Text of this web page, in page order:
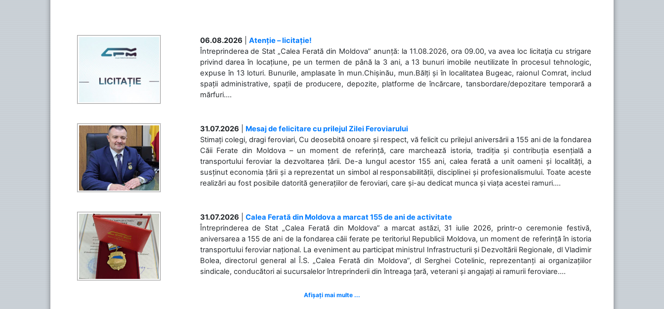
06.08.2026
Atenție – licitație!
Întreprinderea de Stat „Calea Ferată din Moldova” anunță: la 11.08.2026, ora 09.00, va avea loc licitaţia cu strigare
privind darea în locațiune, pe un termen de până la 3 ani, a 13 bunuri imobile neutilizate în procesul tehnologic,
expuse în 13 loturi. Bunurile, amplasate în mun.Chișinău, mun.Bălți și în localitatea Bugeac, raionul Comrat, includ
spații administrative, spații de producere, depozite, platforme de încărcare, tansbordare/depozitare temporară a
mărfuri....
31.07.2026
Mesaj de felicitare cu prilejul Zilei Feroviarului
Stimați colegi, dragi feroviari, Cu deosebită onoare și respect, vă felicit cu prilejul aniversării a 155 ani de la fondarea
Căii Ferate din Moldova – un moment de referință, care marchează istoria, tradiția și contribuția esențială a
transportului feroviar la dezvoltarea țării. De-a lungul acestor 155 ani, calea ferată a unit oameni și localități, a
susținut economia țării și a reprezentat un simbol al responsabilității, disciplinei și profesionalismului. Toate aceste
realizări au fost posibile datorită generațiilor de feroviari, care și-au dedicat munca și viața acestei ramuri....
31.07.2026
Calea Ferată din Moldova a marcat 155 de ani de activitate
Întreprinderea de Stat „Calea Ferată din Moldova” a marcat astăzi, 31 iulie 2026, printr-o ceremonie festivă,
aniversarea a 155 de ani de la fondarea căii ferate pe teritoriul Republicii Moldova, un moment de referință în istoria
transportului feroviar național. La eveniment au participat ministrul Infrastructurii și Dezvoltării Regionale, dl Vladimir
Bolea, directorul general al Î.S. „Calea Ferată din Moldova”, dl Serghei Cotelinic, reprezentanți ai organizațiilor
sindicale, conducători ai sucursalelor întreprinderii din întreaga țară, veterani și angajați ai ramurii feroviare....
Afișați mai multe ...